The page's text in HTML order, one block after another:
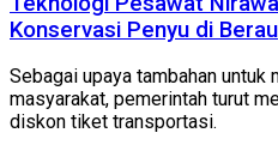
Konservasi Penyu di Berau
Sebagai upaya tambahan untuk
masyarakat, pemerintah turut
diskon tiket transportasi.